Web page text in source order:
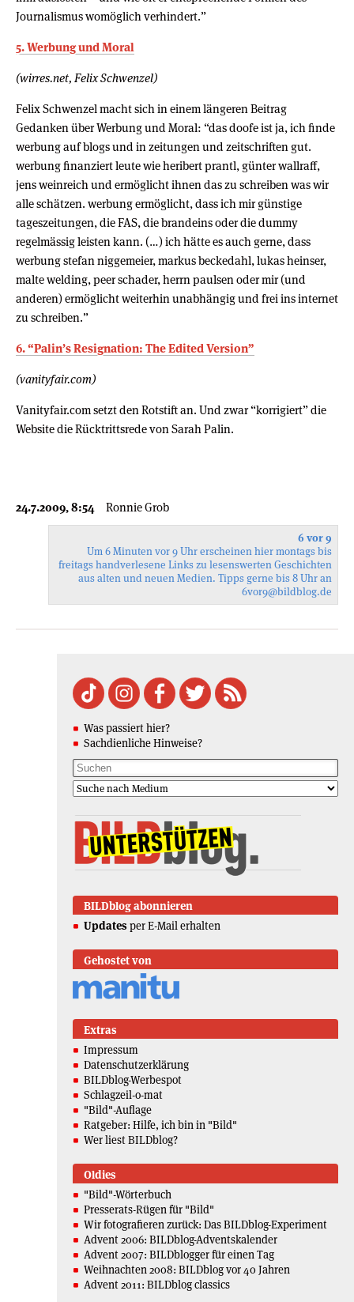
Journalismus womöglich verhindert.”
5. Werbung und Moral
(wirres.net, Felix Schwenzel)
Felix Schwenzel macht sich in einem längeren Beitrag
Gedanken über Werbung und Moral: “das doofe ist ja, ich finde
werbung auf blogs und in zeitungen und zeitschriften gut.
werbung finanziert leute wie heribert prantl, günter wallraff,
jens weinreich und ermöglicht ihnen das zu schreiben was wir
alle schätzen. werbung ermöglicht, dass ich mir günstige
tageszeitungen, die FAS, die brandeins oder die dummy
regelmässig leisten kann. (…) ich hätte es auch gerne, dass
werbung stefan niggemeier, markus beckedahl, lukas heinser,
malte welding, peer schader, herrn paulsen oder mir (und
anderen) ermöglicht weiterhin unabhängig und frei ins internet
zu schreiben.”
6. “Palin’s Resignation: The Edited Version”
(vanityfair.com)
Vanityfair.com setzt den Rotstift an. Und zwar “korrigiert” die
Website die Rücktrittsrede von Sarah Palin.
24.7.2009, 8:54 Ronnie Grob
6 vor 9
Um 6 Minuten vor 9 Uhr erscheinen hier montags bis
freitags handverlesene Links zu lesenswerten Geschichten
aus alten und neuen Medien. Tipps gerne bis 8 Uhr an
6vor9@bildblog.de
Was passiert hier?
Sachdienliche Hinweise?
BILDblog abonnieren
Updates per E-Mail erhalten
Gehostet von
Extras
Impressum
Datenschutzerklärung
BILDblog-Werbespot
Schlagzeil-o-mat
"Bild"-Auflage
Ratgeber: Hilfe, ich bin in "Bild"
Wer liest BILDblog?
Oldies
"Bild"-Wörterbuch
Presserats-Rügen für "Bild"
Wir fotografieren zurück: Das BILDblog-Experiment
Advent 2006: BILDblog-Adventskalender
Advent 2007: BILDblogger für einen Tag
Weihnachten 2008: BILDblog vor 40 Jahren
Advent 2011: BILDblog classics